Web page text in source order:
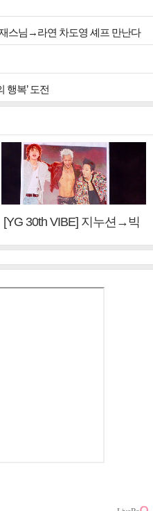
스님→라연 차도영 셰프 만난다
행복’ 도전
[YG 30th VIBE] 지누션→빅